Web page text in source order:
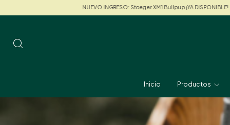
NUEVO INGRESO: Stoeger XM1 Bullpup ¡YA DISPONIBLE! NUEVO
Inicio Productos